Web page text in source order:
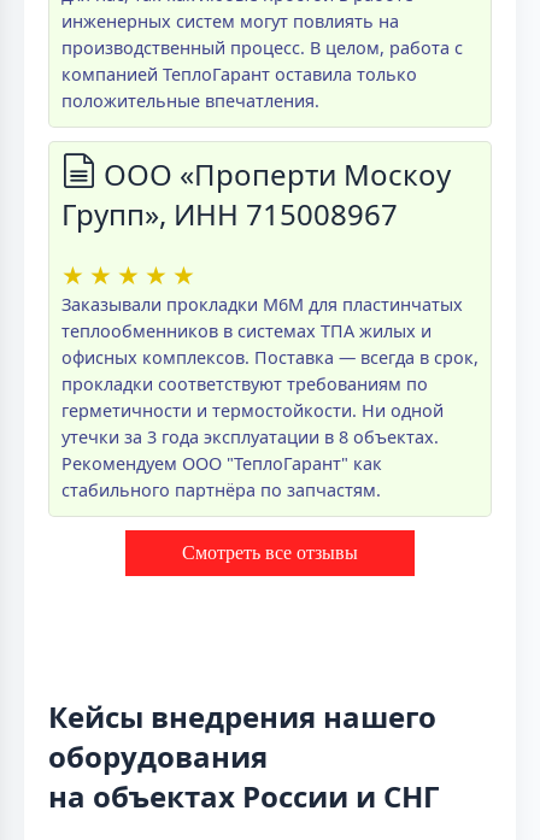
инженерных систем могут повлиять на
производственный процесс. В целом, работа с
компанией ТеплоГарант оставила только
положительные впечатления.
ООО «Проперти Москоу
Групп», ИНН 715008967
★ ★ ★ ★ ★
Заказывали прокладки M6M для пластинчатых
теплообменников в системах ТПА жилых и
офисных комплексов. Поставка — всегда в срок,
прокладки соответствуют требованиям по
герметичности и термостойкости. Ни одной
утечки за 3 года эксплуатации в 8 объектах.
Рекомендуем ООО "ТеплоГарант" как
стабильного партнёра по запчастям.
Смотреть все отзывы
Кейсы внедрения нашего
оборудования
на объектах России и СНГ